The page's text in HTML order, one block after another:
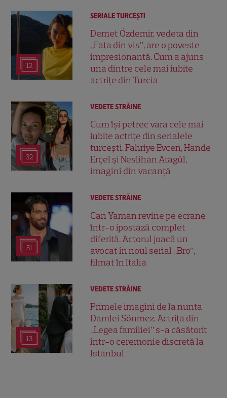
12
SERIALE TURCEŞTI
Demet Özdemir, vedeta din
„Fata din vis”, are o poveste
impresionantă. Cum a ajuns
una dintre cele mai iubite
actrițe din Turcia
32
VEDETE STRĂINE
Cum își petrec vara cele mai
iubite actrițe din serialele
turcești. Fahriye Evcen, Hande
Erçel și Neslihan Atagül,
imagini din vacanță
31
VEDETE STRĂINE
Can Yaman revine pe ecrane
într-o ipostază complet
diferită. Actorul joacă un
avocat în noul serial „Bro”,
filmat în Italia
13
VEDETE STRĂINE
Primele imagini de la nunta
Damlei Sönmez. Actrița din
„Legea familiei” s-a căsătorit
într-o ceremonie discretă la
Istanbul